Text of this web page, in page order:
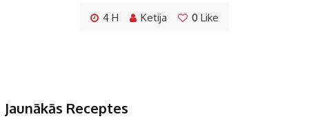
4 H Ketija 0 Like
Jaunākās Receptes